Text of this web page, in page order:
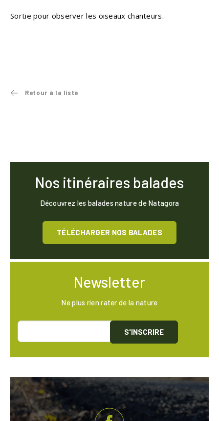
Sortie pour observer les oiseaux chanteurs.
Retour à la liste
Nos itinéraires balades
Découvrez les balades nature de Natagora
TÉLÉCHARGER NOS BALADES
Newsletter
Ne plus rien rater de la nature
S'INSCRIRE